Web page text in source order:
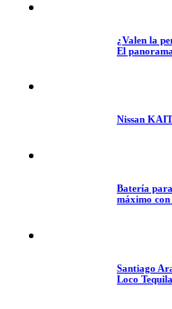
¿Valen la
El
Nissan
Batería
máximo
Santiago
Loco Tequila